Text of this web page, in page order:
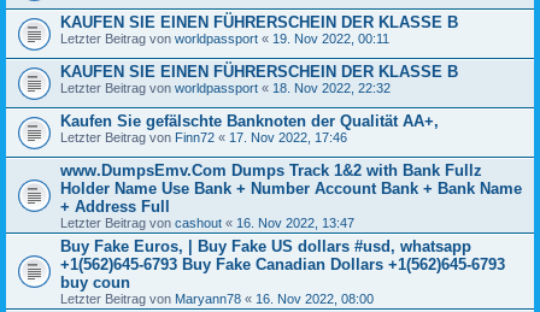
KAUFEN SIE EINEN FÜHRERSCHEIN DER KLASSE B
Letzter Beitrag von worldpassport « 19. Nov 2022, 00:11
KAUFEN SIE EINEN FÜHRERSCHEIN DER KLASSE B
Letzter Beitrag von worldpassport « 18. Nov 2022, 22:32
Kaufen Sie gefälschte Banknoten der Qualität AA+,
Letzter Beitrag von Finn72 « 17. Nov 2022, 17:46
www.DumpsEmv.Com Dumps Track 1&2 with Bank Fullz
Holder Name Use Bank + Number Account Bank + Bank Name
+ Address Full
Letzter Beitrag von cashout « 16. Nov 2022, 13:47
Buy Fake Euros, | Buy Fake US dollars #usd, whatsapp
+1(562)645-6793 Buy Fake Canadian Dollars +1(562)645-6793
buy coun
Letzter Beitrag von Maryann78 « 16. Nov 2022, 08:00